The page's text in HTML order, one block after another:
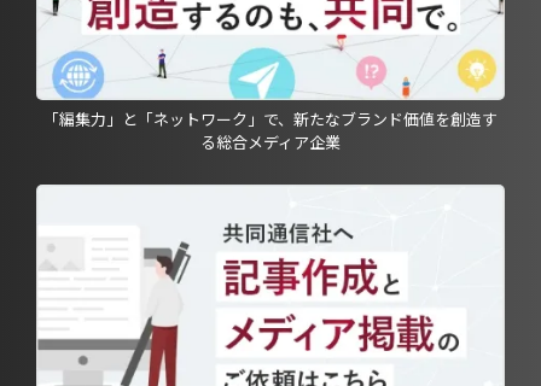
「編集力」と「ネットワーク」で、新たなブランド価値を創造す
る総合メディア企業